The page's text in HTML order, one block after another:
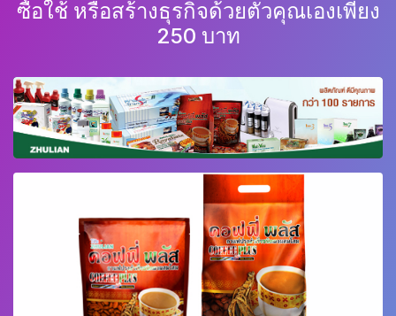
ซื้อใช้ หรือสร้างธุรกิจด้วยตัวคุณเองเพียง
250 บาท